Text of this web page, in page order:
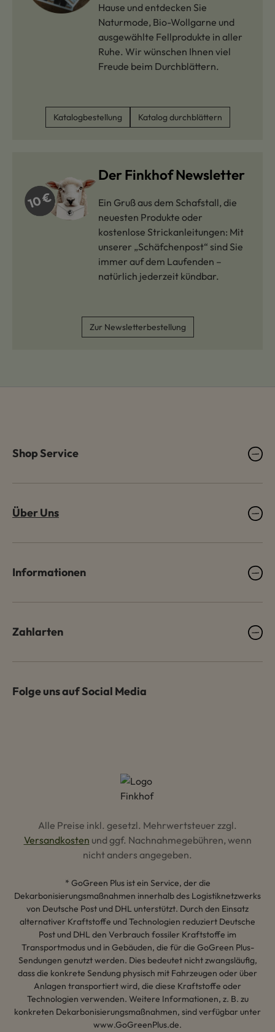
Hause und entdecken Sie
Naturmode, Bio-Wollgarne und
ausgewählte Fellprodukte in aller
Ruhe. Wir wünschen Ihnen viel
Freude beim Durchblättern.
Katalogbestellung Katalog durchblättern
Der Finkhof Newsletter
Ein Gruß aus dem Schafstall, die
neuesten Produkte oder
kostenlose Strickanleitungen: Mit
unserer „Schäfchenpost“ sind Sie
immer auf dem Laufenden –
natürlich jederzeit kündbar.
Zur Newsletterbestellung
Shop Service
Über Uns
Informationen
Zahlarten
Folge uns auf Social Media
Alle Preise inkl. gesetzl. Mehrwertsteuer zzgl.
Versandkosten und ggf. Nachnahmegebühren, wenn
nicht anders angegeben.
* GoGreen Plus ist ein Service, der die
Dekarbonisierungsmaßnahmen innerhalb des Logistiknetzwerks
von Deutsche Post und DHL unterstützt. Durch den Einsatz
alternativer Kraftstoffe und Technologien reduziert Deutsche
Post und DHL den Verbrauch fossiler Kraftstoffe im
Transportmodus und in Gebäuden, die für die GoGreen Plus-
Sendungen genutzt werden. Dies bedeutet nicht zwangsläufig,
dass die konkrete Sendung physisch mit Fahrzeugen oder über
Anlagen transportiert wird, die diese Kraftstoffe oder
Technologien verwenden. Weitere Informationen, z. B. zu
konkreten Dekarbonisierungsmaßnahmen, sind verfügbar unter
www.GoGreenPlus.de.